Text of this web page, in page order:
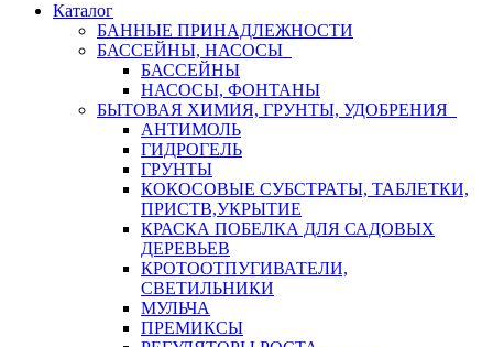
Каталог
БАННЫЕ ПРИНАДЛЕЖНОСТИ
БАССЕЙНЫ, НАСОСЫ
БАССЕЙНЫ
НАСОСЫ, ФОНТАНЫ
БЫТОВАЯ ХИМИЯ, ГРУНТЫ, УДОБРЕНИЯ
АНТИМОЛЬ
ГИДРОГЕЛЬ
ГРУНТЫ
КОКОСОВЫЕ СУБСТРАТЫ, ТАБЛЕТКИ,
ПРИСТВ,УКРЫТИЕ
КРАСКА ПОБЕЛКА ДЛЯ САДОВЫХ
ДЕРЕВЬЕВ
КРОТООТПУГИВАТЕЛИ,
СВЕТИЛЬНИКИ
МУЛЬЧА
ПРЕМИКСЫ